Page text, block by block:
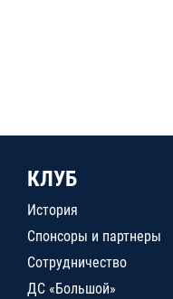
КЛУБ
История
Спонсоры и партнеры
Сотрудничество
ДС «Большой»